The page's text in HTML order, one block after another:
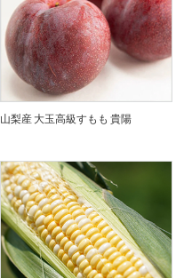
山梨産 大玉高級すもも 貴陽